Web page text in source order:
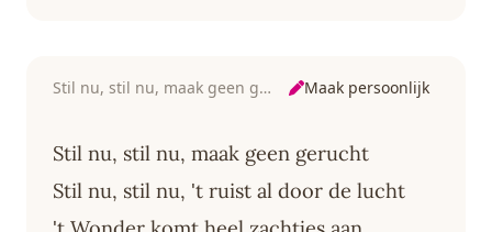
Stil nu, stil nu, maak geen gerucht Maak persoonlijk
Stil nu, stil nu, maak geen gerucht
Stil nu, stil nu, 't ruist al door de lucht